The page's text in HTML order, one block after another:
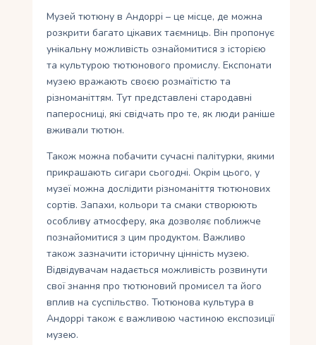
Музей тютюну в Андоррі – це місце, де можна
розкрити багато цікавих таємниць. Він пропонує
унікальну можливість ознайомитися з історією
та культурою тютюнового промислу. Експонати
музею вражають своєю розмаїтістю та
різноманіттям. Тут представлені стародавні
паперосниці, які свідчать про те, як люди раніше
вживали тютюн.
Також можна побачити сучасні палітурки, якими
прикрашають сигари сьогодні. Окрім цього, у
музеї можна дослідити різноманіття тютюнових
сортів. Запахи, кольори та смаки створюють
особливу атмосферу, яка дозволяє поближче
познайомитися з цим продуктом. Важливо
також зазначити історичну цінність музею.
Відвідувачам надається можливість розвинути
свої знання про тютюновий промисел та його
вплив на суспільство. Тютюнова культура в
Андоррі також є важливою частиною експозиції
музею.